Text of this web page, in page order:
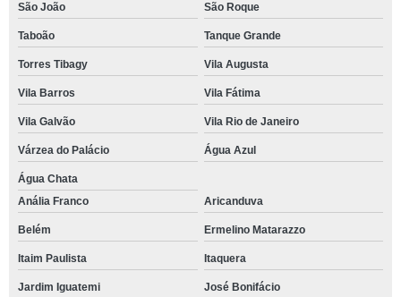
São João São Roque
Taboão Tanque Grande
Torres Tibagy Vila Augusta
Vila Barros Vila Fátima
Vila Galvão Vila Rio de Janeiro
Várzea do Palácio Água Azul
Água Chata
Anália Franco
Aricanduva
Belém Ermelino Matarazzo
Itaim Paulista Itaquera
Jardim Iguatemi José Bonifácio